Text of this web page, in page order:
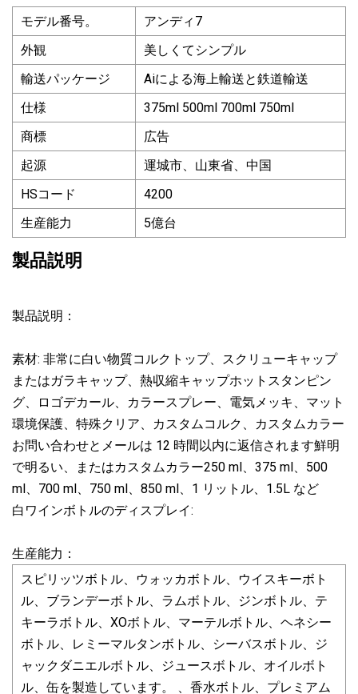
モデル番号。
アンディ7
外観
美しくてシンプル
輸送パッケージ
Aiによる海上輸送と鉄道輸送
仕様
375ml 500ml 700ml 750ml
商標
広告
起源
運城市、山東省、中国
HSコード
4200
生産能力
5億台
製品説明
製品説明：
素材: 非常に白い物質コルクトップ、スクリューキャップ
またはガラキャップ、熱収縮キャップホットスタンピン
グ、ロゴデカール、カラースプレー、電気メッキ、マット
環境保護、特殊クリア、カスタムコルク、カスタムカラー
お問い合わせとメールは 12 時間以内に返信されます鮮明
で明るい、またはカスタムカラー250 ml、375 ml、500
ml、700 ml、750 ml、850 ml、1 リットル、1.5L など
白ワインボトルのディスプレイ:
生産能力：
スピリッツボトル、ウォッカボトル、ウイスキーボト
ル、ブランデーボトル、ラムボトル、ジンボトル、テ
キーラボトル、XOボトル、マーテルボトル、ヘネシー
ボトル、レミーマルタンボトル、シーバスボトル、ジ
ャックダニエルボトル、ジュースボトル、オイルボト
ル、缶を製造しています。 、香水ボトル、プレミアム